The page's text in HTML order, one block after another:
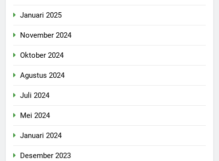
Januari 2025
November 2024
Oktober 2024
Agustus 2024
Juli 2024
Mei 2024
Januari 2024
Desember 2023